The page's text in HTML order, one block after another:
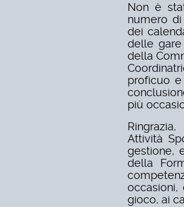
Non è
numero
dei
delle gare
della
proficuo
più
Attività
gestione,
della
gioco, ai